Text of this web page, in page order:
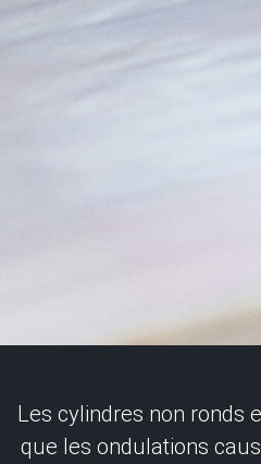
Les cylindres non ronds
que les ondulations